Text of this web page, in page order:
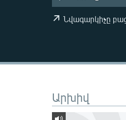
Նվագարկիչը
Արխիվ